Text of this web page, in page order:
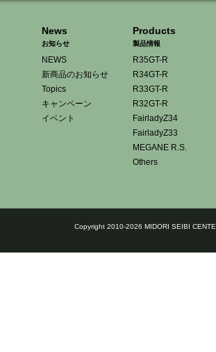
News
お知らせ
NEWS
新商品のお知らせ
Topics
キャンペーン
イベント
Products
製品情報
R35GT-R
R34GT-R
R33GT-R
R32GT-R
FairladyZ34
FairladyZ33
MEGANE R.S.
Others
Copyright 2010-2026 MIDORI SEIBI